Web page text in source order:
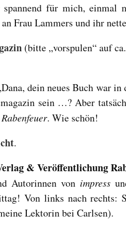
für mich, einmal
Frau Lammers und ihr
(bitte „vorspulen“ auf
dein neues Buch war in
sein …? Aber
Rabenfeuer. Wie schön!
.
& Veröffentlichung
Autorinnen von impress
Von links nach rechts:
Lektorin bei Carlsen).